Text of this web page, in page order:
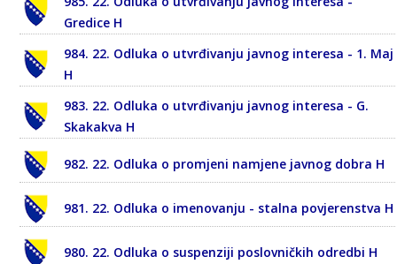
Gredice H
984. 22. Odluka o utvrđivanju javnog interesa - 1. Maj
H
983. 22. Odluka o utvrđivanju javnog interesa - G.
Skakakva H
982. 22. Odluka o promjeni namjene javnog dobra H
981. 22. Odluka o imenovanju - stalna povjerenstva H
980. 22. Odluka o suspenziji poslovničkih odredbi H